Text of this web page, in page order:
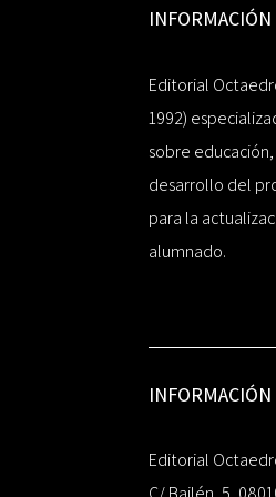
INFORMACIÓN
Editorial
1992)
sobre
desarrollo del
para la
alumnado.
Editorial